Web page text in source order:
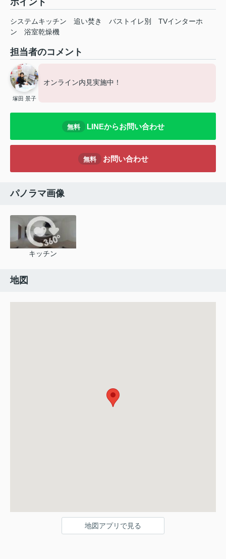
ポイント
システムキッチン 追い焚き バストイレ別
TVインターホ
ン
浴室乾燥機
担当者のコメント
塚田 景子
オンライン内見実施中！
無料 LINEからお問い合わせ
無料 お問い合わせ
パノラマ画像
キッチン
地図
地図アプリで見る